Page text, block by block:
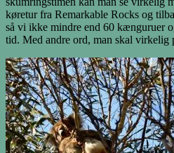
køretur fra Remarkable Rocks og
så vi ikke mindre end 60 kænguruer
tid. Med andre ord, man skal virkelig